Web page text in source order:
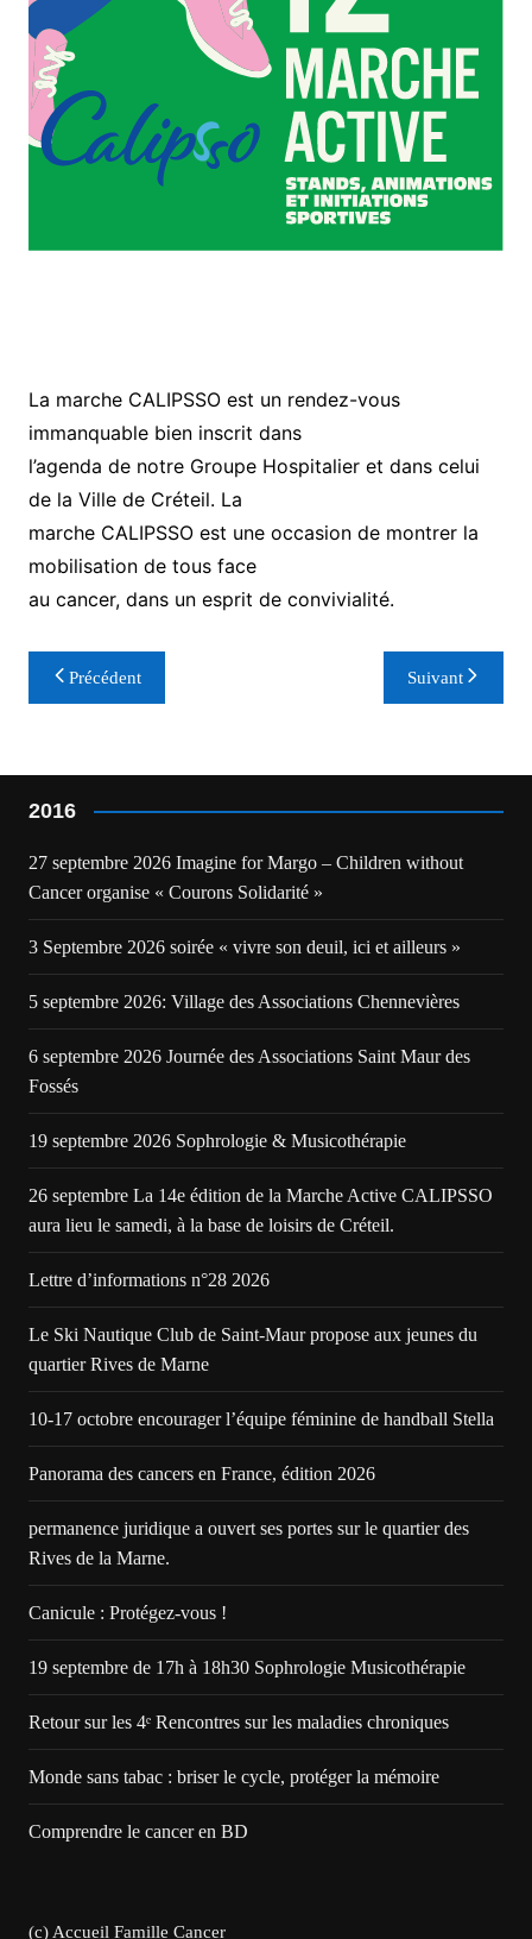
La marche CALIPSSO est un rendez-vous
immanquable bien inscrit dans
l’agenda de notre Groupe Hospitalier et dans celui
de la Ville de Créteil. La
marche CALIPSSO est une occasion de montrer la
mobilisation de tous face
au cancer, dans un esprit de convivialité.
Navigation
de
Précédent Suivant
2016
27 septembre 2026 Imagine for Margo – Children without
Cancer organise « Courons Solidarité »
3 Septembre 2026 soirée « vivre son deuil, ici et ailleurs »
5 septembre 2026: Village des Associations Chennevières
6 septembre 2026 Journée des Associations Saint Maur des
Fossés
19 septembre 2026 Sophrologie & Musicothérapie
26 septembre La 14e édition de la Marche Active CALIPSSO
aura lieu le samedi, à la base de loisirs de Créteil.
Lettre d’informations n°28 2026
Le Ski Nautique Club de Saint-Maur propose aux jeunes du
quartier Rives de Marne
10-17 octobre encourager l’équipe féminine de handball Stella
Panorama des cancers en France, édition 2026
permanence juridique a ouvert ses portes sur le quartier des
Rives de la Marne.
Canicule : Protégez-vous !
19 septembre de 17h à 18h30 Sophrologie Musicothérapie
Retour sur les 4ᵉ Rencontres sur les maladies chroniques
Monde sans tabac : briser le cycle, protéger la mémoire
Comprendre le cancer en BD
(c) Accueil Famille Cancer